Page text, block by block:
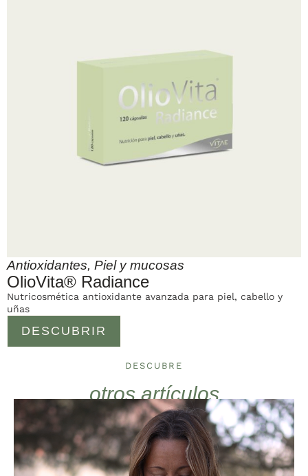
Antioxidantes, Piel y mucosas
OlioVita® Radiance
DESCUBRIR
Nutricosmética antioxidante avanzada para piel, cabello y
uñas
DESCUBRE
otros artículos